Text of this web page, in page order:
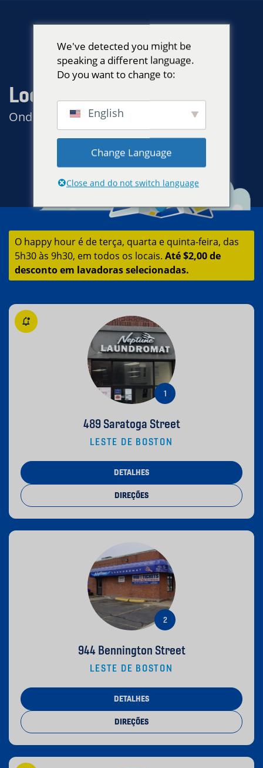
Locais
Onde o cliente é sempre rei
O happy hour é de terça, quarta e quinta-feira, das
5h30 às 9h30, em todos os locais. Até $2,00 de
desconto em lavadoras selecionadas.
489 Saratoga Street
LESTE DE BOSTON
DETALHES
DIREÇÕES
944 Bennington Street
LESTE DE BOSTON
DETALHES
DIREÇÕES
We've detected you might be
speaking a different language.
Do you want to change to:
English
Change Language
Close and do not switch language